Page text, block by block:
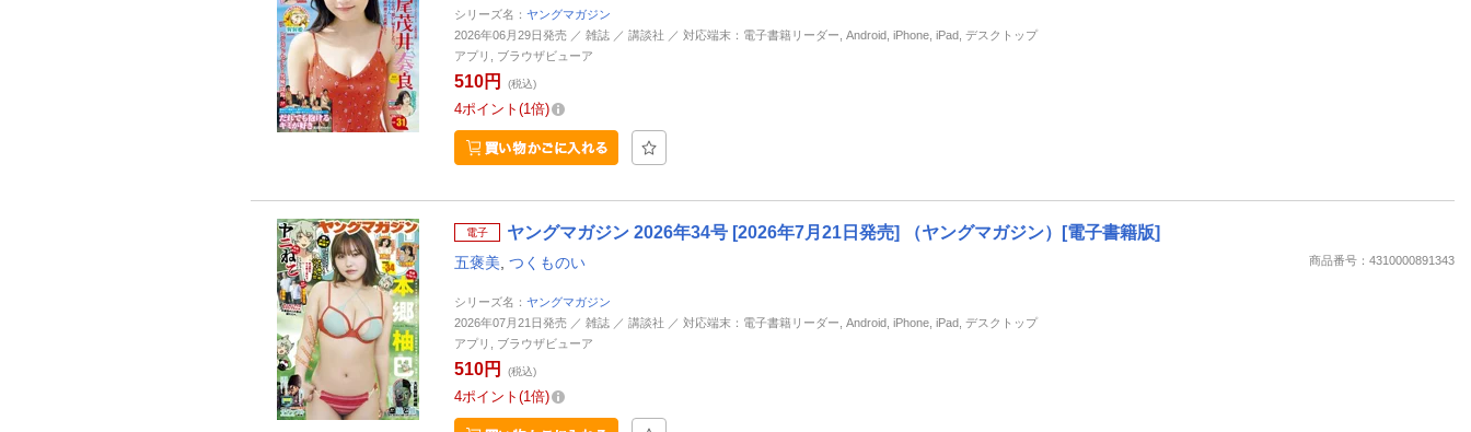
シリーズ名： ヤングマガジン
2026年06月29日発売 ／ 雑誌 ／ 講談社 ／ 対応端末：電子書籍リーダー, Android, iPhone, iPad, デスクトップ
アプリ, ブラウザビューア
510円 (税込)
4ポイント 1倍
電子 ヤングマガジン 2026年34号 [2026年7月21日発売] （ヤングマガジン）[電子書籍版]
五褒美 つくものい 商品番号：4310000891343
シリーズ名： ヤングマガジン
2026年07月21日発売 ／ 雑誌 ／ 講談社 ／ 対応端末：電子書籍リーダー, Android, iPhone, iPad, デスクトップ
アプリ, ブラウザビューア
510円 (税込)
4ポイント 1倍